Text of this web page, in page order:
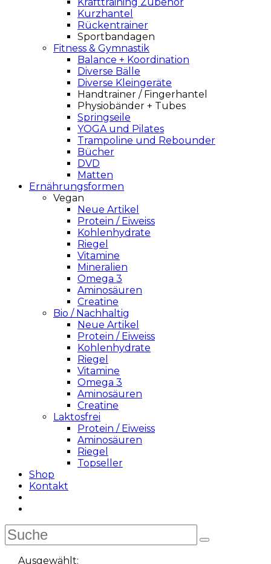
Kurzhantel
Rückentrainer
Sportbandagen
Fitness & Gymnastik
Balance + Koordination
Diverse Bälle
Diverse Kleingeräte
Handtrainer / Fingerhantel
Physiobänder + Tubes
Springseile
YOGA und Pilates
Trampoline und Rebounder
Bücher
DVD
Matten
Ernährungsformen
Vegan
Neue Artikel
Protein / Eiweiss
Kohlenhydrate
Riegel
Vitamine
Mineralien
Omega 3
Aminosäuren
Creatine
Bio / Nachhaltig
Neue Artikel
Protein / Eiweiss
Kohlenhydrate
Riegel
Vitamine
Omega 3
Aminosäuren
Creatine
Laktosfrei
Protein / Eiweiss
Aminosäuren
Riegel
Topseller
Shop
Kontakt
Ausgewählt: